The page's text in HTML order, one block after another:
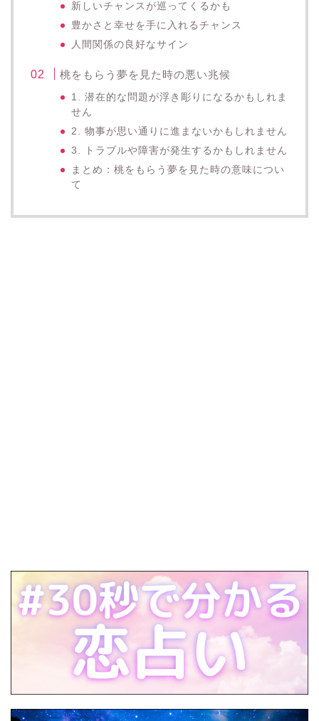
新しいチャンスが巡ってくるかも
豊かさと幸せを手に入れるチャンス
人間関係の良好なサイン
桃をもらう夢を見た時の悪い兆候
1. 潜在的な問題が浮き彫りになるかもしれま
せん
2. 物事が思い通りに進まないかもしれません
3. トラブルや障害が発生するかもしれません
まとめ：桃をもらう夢を見た時の意味につい
て